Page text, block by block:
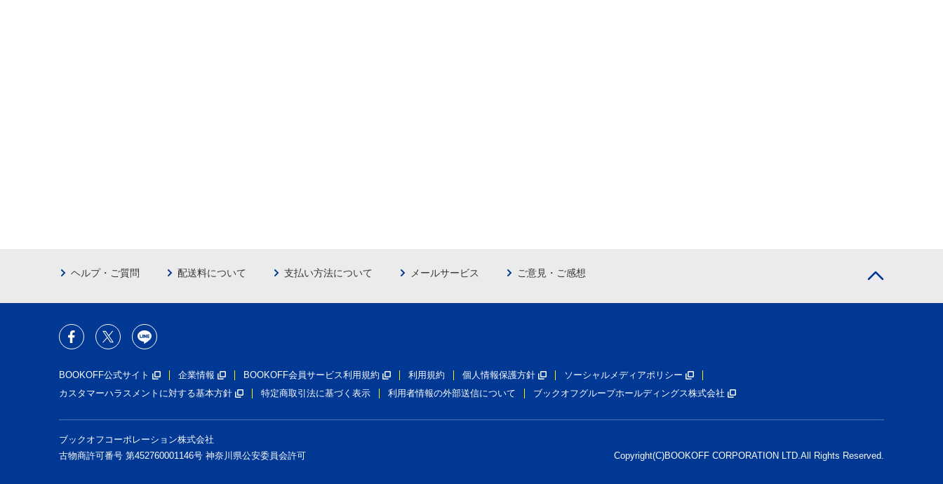
ヘルプ・ご質問 配送料について 支払い方法について メールサービス ご意見・ご感想
BOOKOFF公式サイト 企業情報 BOOKOFF会員サービス利用規約 利用規約 個人情報保護方針
ソーシャルメディアポリシー
カスタマーハラスメントに対する基本方針
特定商取引法に基づく表示 利用者情報の外部送信について ブックオフグループホールディングス株式会社
ブックオフコーポレーション株式会社
古物商許可番号 第452760001146号 神奈川県公安委員会許可
Copyright(C)BOOKOFF CORPORATION LTD.All Rights Reserved.